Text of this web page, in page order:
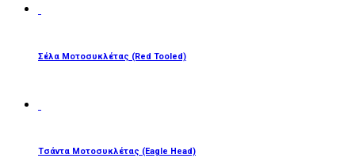
Σέλα Μοτοσυκλέτας (Red Tooled)
Τσάντα Μοτοσυκλέτας (Eagle Head)